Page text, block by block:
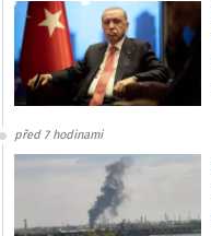
před 7 hodinami